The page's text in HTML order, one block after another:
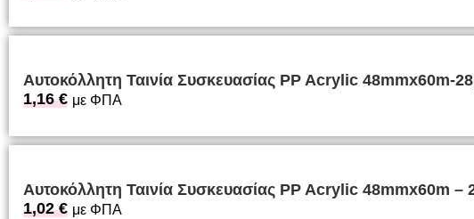
Αυτοκόλλητη Ταινία Συσκευασίας PP Acrylic
1,16€ με ΦΠΑ
Αυτοκόλλητη Ταινία Συσκευασίας PP Acrylic 48mmx60m
1,02€ με ΦΠΑ